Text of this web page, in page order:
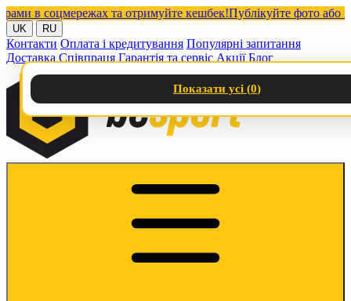
в соцмережах та отримуйте кешбек!Публікуйте фото або
UK RU
Контакти Оплата і кредитування Популярні запитання
Доставка Співпраця Гарантія та сервіс Акції Блог
Показати усі (0)